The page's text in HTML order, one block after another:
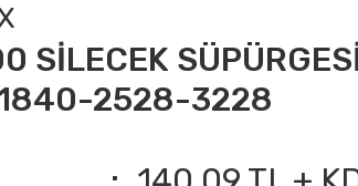
SİLECEK
2528-3228